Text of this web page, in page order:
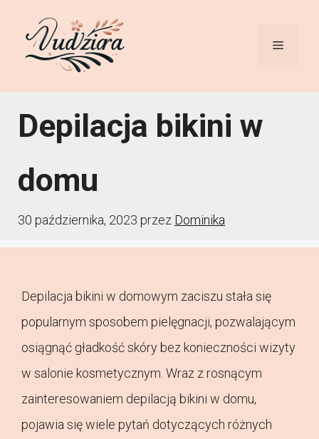
treści
Menu
Depilacja bikini w
domu
30 października, 2023 przez Dominika
Depilacja bikini w domowym zaciszu stała się
popularnym sposobem pielęgnacji, pozwalającym
osiągnąć gładkość skóry bez konieczności wizyty
w salonie kosmetycznym. Wraz z rosnącym
zainteresowaniem depilacją bikini w domu,
pojawia się wiele pytań dotyczących różnych